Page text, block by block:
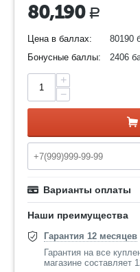
80,190 Р
Цена в баллах:
80190
Бонусные баллы:
2406
+
−
Варианты оплаты
Наши преимущества
Гарантия 12 месяцев
Гарантия на все
магазине составляет